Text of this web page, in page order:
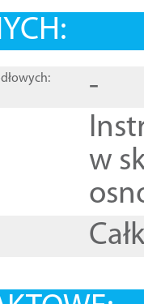
-
w